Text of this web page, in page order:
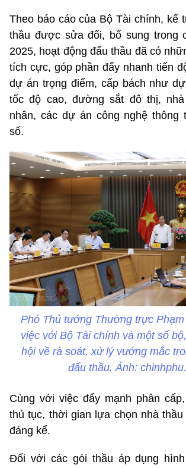
Theo báo cáo của Bộ Tài chính, kể
thầu được sửa đổi, bổ sung trong
2025, hoạt động đấu thầu đã có
tích cực, góp phần đẩy nhanh tiến
dự án trọng điểm, cấp bách như
tốc độ cao, đường sắt đô thị,
nhân, các dự án công nghệ thông
số.
Phó Thủ tướng Thường trực
việc với Bộ Tài chính và một số
hội về rà soát, xử lý vướng mắc
đấu thầu. Ảnh:
Cùng với việc đẩy mạnh phân
thủ tục, thời gian lựa chọn nhà
đáng kể.
Đối với các gói thầu áp dụng